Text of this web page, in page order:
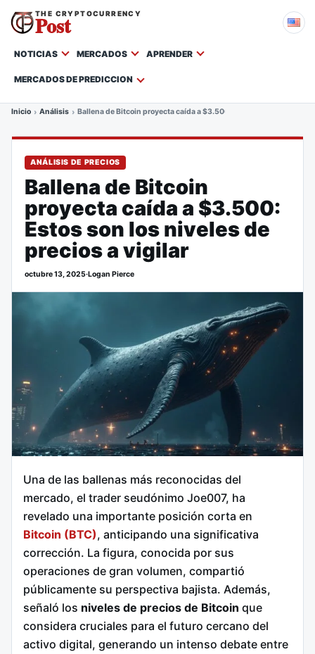
THE CRYPTOCURRENCY
Post
NOTICIAS MERCADOS APRENDER
MERCADOS DE PREDICCION
Inicio Análisis Ballena de Bitcoin proyecta caída a $3.500: Estos son los niveles
ANÁLISIS DE PRECIOS
Ballena de Bitcoin
proyecta caída a $3.500:
Estos son los niveles de
precios a vigilar
octubre 13, 2025·Logan Pierce
Una de las ballenas más reconocidas del
mercado, el trader seudónimo Joe007, ha
revelado una importante posición corta en
Bitcoin (BTC), anticipando una significativa
corrección. La figura, conocida por sus
operaciones de gran volumen, compartió
públicamente su perspectiva bajista. Además,
señaló los niveles de precios de Bitcoin que
considera cruciales para el futuro cercano del
activo digital, generando un intenso debate entre